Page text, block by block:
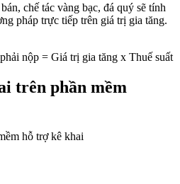
chế tác vàng bạc, đá quý sẽ tính
pháp trực tiếp trên giá trị gia tăng.
nộp = Giá trị gia tăng x Thuế suất
trên phần mềm